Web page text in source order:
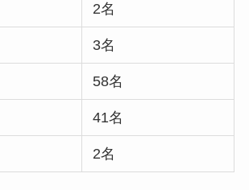
2名
3名
58名
41名
2名